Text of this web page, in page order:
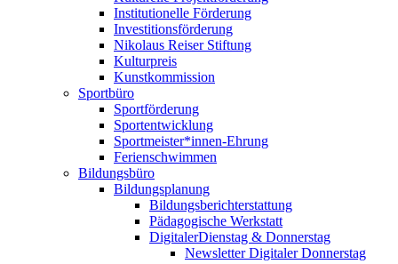
Institutionelle Förderung
Investitionsförderung
Nikolaus Reiser Stiftung
Kulturpreis
Kunstkommission
Sportbüro
Sportförderung
Sportentwicklung
Sportmeister*innen-Ehrung
Ferienschwimmen
Bildungsbüro
Bildungsplanung
Bildungsberichterstattung
Pädagogische Werkstatt
DigitalerDienstag & Donnerstag
Newsletter Digitaler Donnerstag